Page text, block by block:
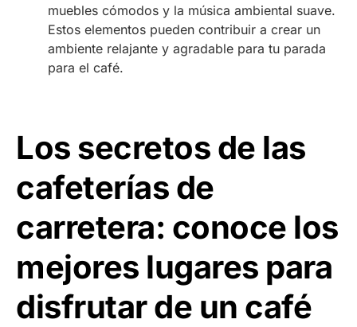
muebles cómodos y la música ambiental suave.
Estos elementos pueden contribuir a crear un
ambiente relajante y agradable para tu parada
para el café.
Los secretos de las
cafeterías de
carretera: conoce los
mejores lugares para
disfrutar de un café